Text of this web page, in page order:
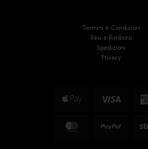
Termini e Condizioni
Resi e Rimborsi
Spedizioni
Privacy
Apple
Visa
MasterCardPayPal